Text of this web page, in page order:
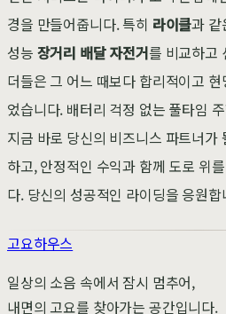
경을 만들어줍니다. 특히 라이클과 같
성능 장거리 배달 자전거를 비교하고
더들은 그 어느 때보다 합리적이고
었습니다. 배터리 걱정 없는 풀타임
지금 바로 당신의 비즈니스 파트너가
하고, 안정적인 수익과 함께 도로 위
다. 당신의 성공적인 라이딩을 응원합
고요하우스
일상의 소음 속에서 잠시 멈추어,
내면의 고요를 찾아가는 공간입니다.